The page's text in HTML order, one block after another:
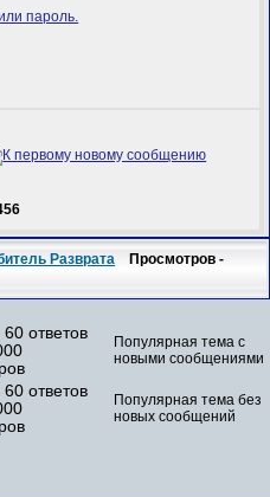
пароль.
Разврата Просмотров -
Популярная тема с
новыми сообщениями
Популярная тема без
новых сообщений